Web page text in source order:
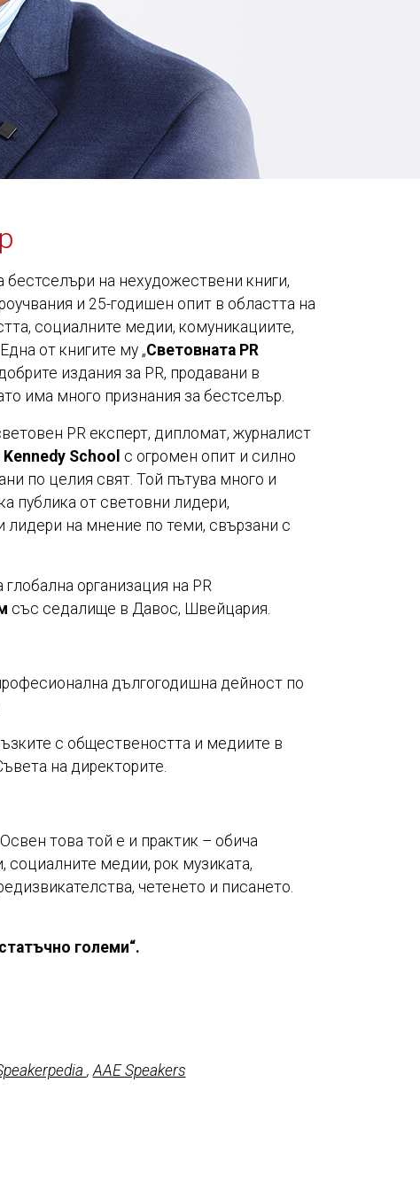
на нехудожествени книги,
и 25-годишен опит в областта на
социалните медии, комуникациите,
от книгите му „Световната PR
издания за PR, продавани в
има много признания за бестселър.
PR експерт, дипломат, журналист
School с огромен опит и силно
по целия свят. Той пътува много и
публика от световни лидери,
лидери на мнение по теми, свързани с
организация на PR
със седалище в Давос, Швейцария.
дългогодишна дейност по
с обществеността и медиите в
на директорите.
Освен това той е и практик – обича
социалните медии, рок музиката,
четенето и писането.
големи“.
, AAE Speakers